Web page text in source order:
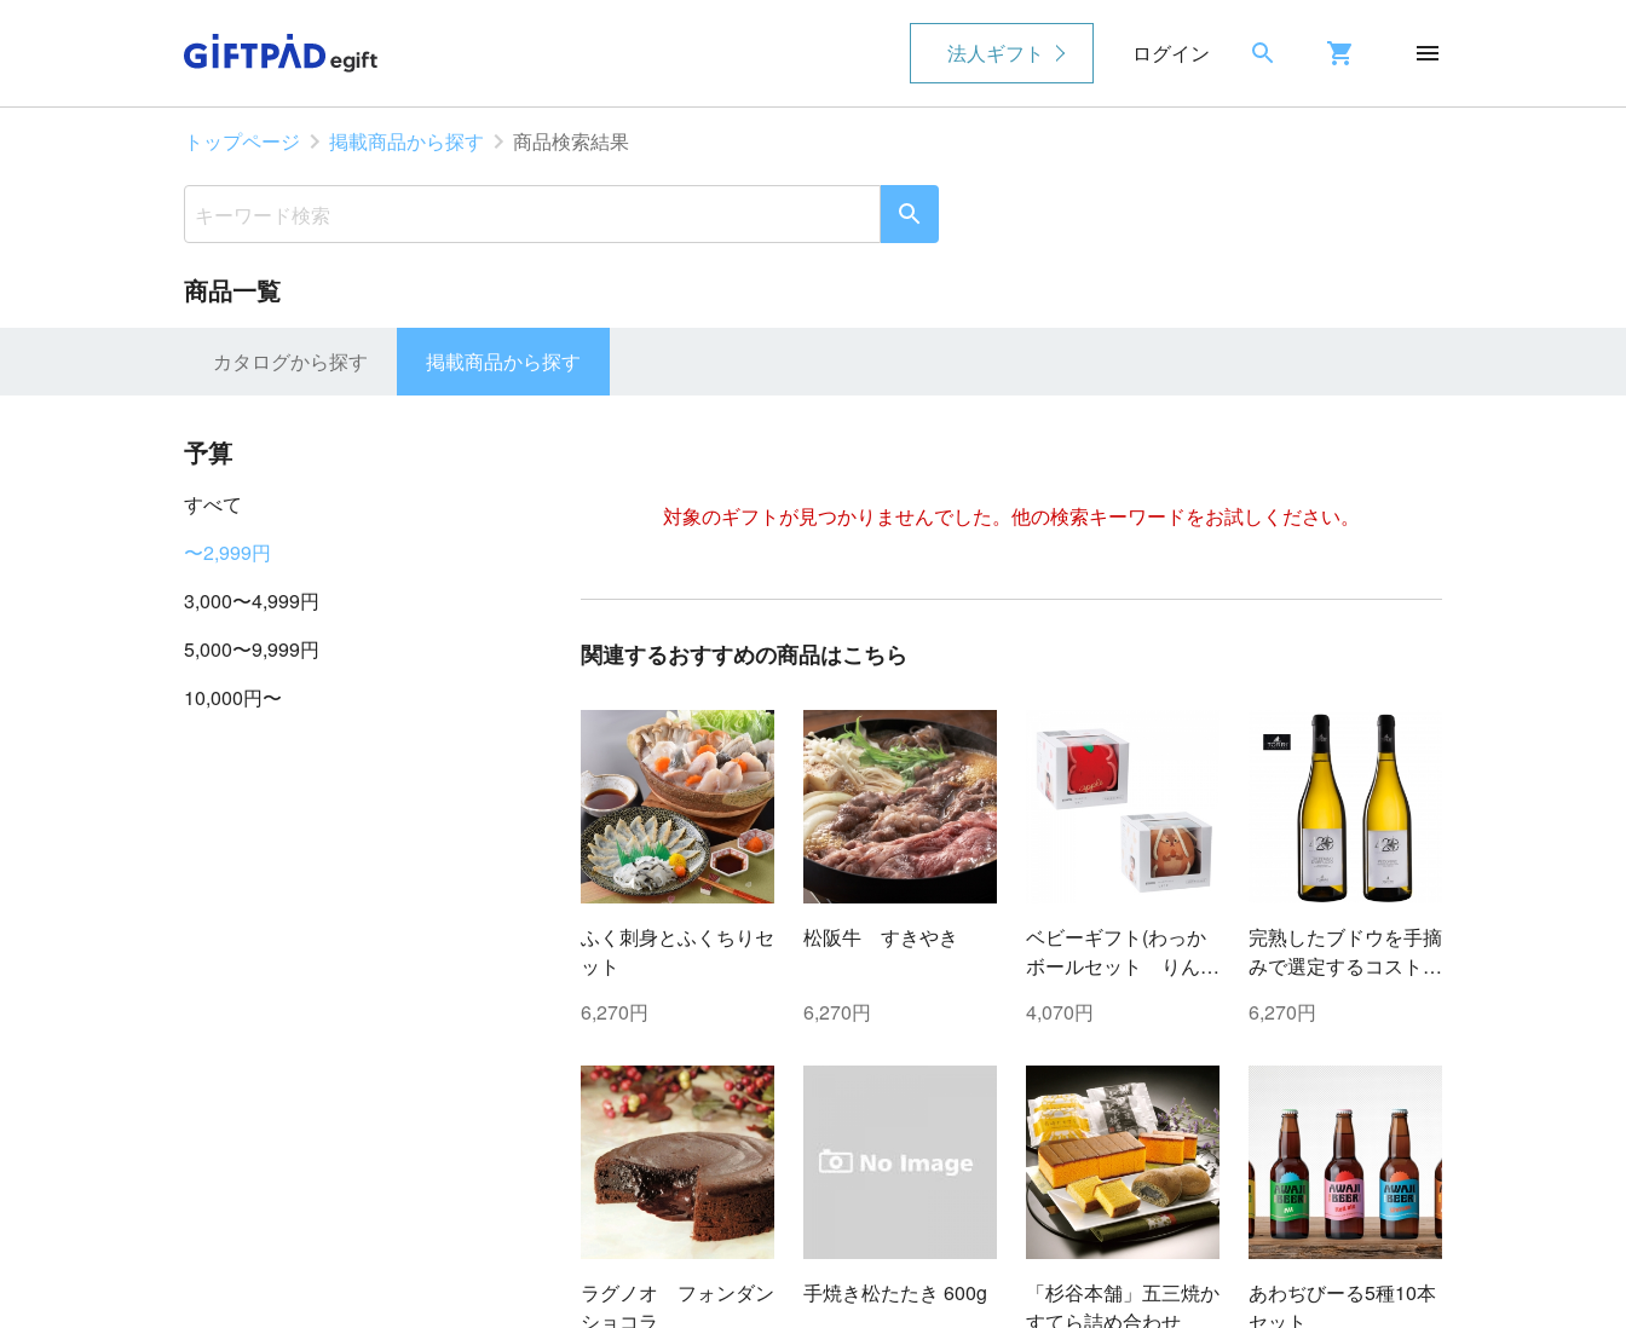
法人ギフト ログイン
トップページ 掲載商品から探す 商品検索結果
商品一覧
カタログから探す 掲載商品から探す
予算
すべて
〜2,999円
3,000〜4,999円
5,000〜9,999円
10,000円〜
対象のギフトが見つかりませんでした。 他の検索キーワードをお試しください。
関連するおすすめの商品はこちら
ふく刺身とふくちりセ
ット
6,270円
松阪牛 すきやき
6,270円
ベビーギフト(わっか
ボールセット りん
4,070円
完熟したブドウを手摘
みで選定するコストと
2本セット！ トッリ
コッリ・アプルティー
ニ 420 ぺコリーノ
6,270円
ラグノオ フォンダン
ショコラ
手焼き松たたき 600g
「杉谷本舗」五三焼か
すてら詰め合わせ
あわぢびーる5種10本
セット